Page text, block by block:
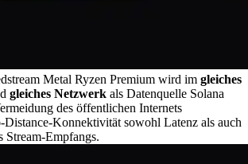
Metal Ryzen Premium wird im gleiches
gleiches Netzwerk als Datenquelle Solana
des öffentlichen Internets
Distance-Konnektivität sowohl Latenz als auch
Stream-Empfangs.